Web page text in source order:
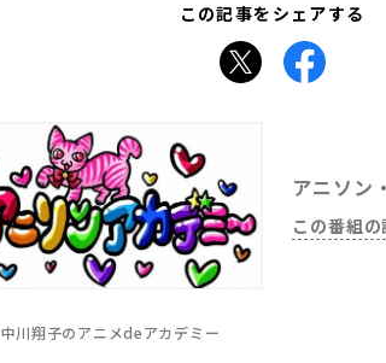
この記事をシェアする
X Facebook
アニソン
この番組
中川翔子のアニメdeアカデミー